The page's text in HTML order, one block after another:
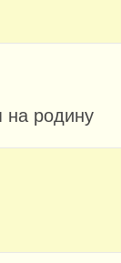
на родину